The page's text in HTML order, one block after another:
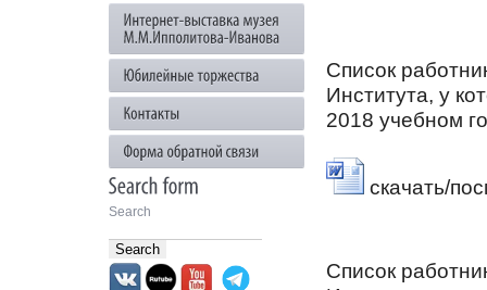
Search
Список
Института, у
2018 учебном
скачать/
Список